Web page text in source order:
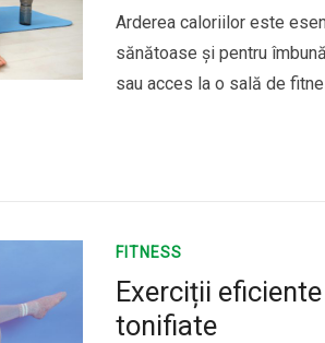
Arderea caloriilor este
sănătoase și pentru
sau acces la o sală de
FITNESS
Exerciții
tonifiate